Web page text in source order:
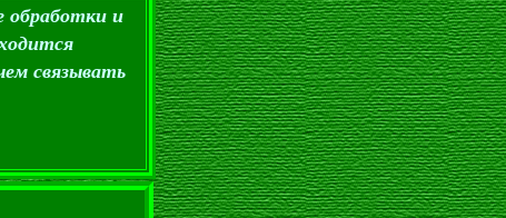
обработки и
связывать